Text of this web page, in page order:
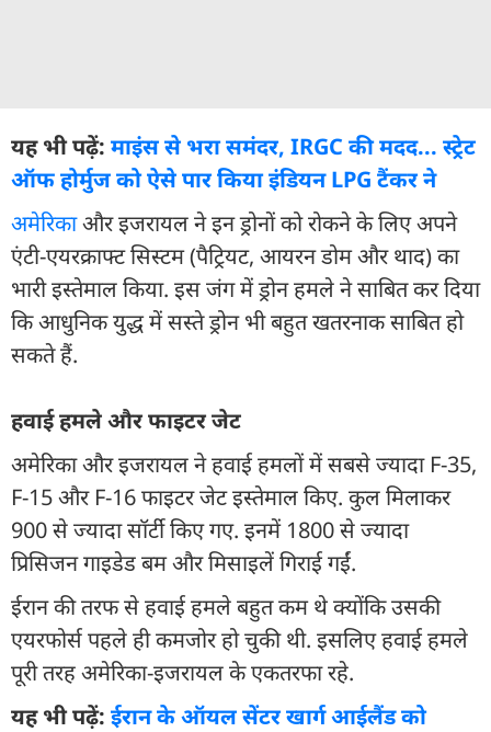
यह भी पढ़ें: माइंस से भरा समंदर, IRGC की मदद... स्ट्रेट
ऑफ होर्मुज को ऐसे पार किया इंडियन LPG टैंकर ने
अमेरिकाऔर इजरायल ने इन ड्रोनों को रोकने के लिए अपने
एंटी-एयरक्राफ्ट सिस्टम (पैट्रियट, आयरन डोम और थाद) का
भारी इस्तेमाल किया. इस जंग में ड्रोन हमले ने साबित कर दिया
कि आधुनिक युद्ध में सस्ते ड्रोन भी बहुत खतरनाक साबित हो
सकते हैं.
हवाई हमले और फाइटर जेट
अमेरिका और इजरायल ने हवाई हमलों में सबसे ज्यादा F-35,
F-15 और F-16 फाइटर जेट इस्तेमाल किए. कुल मिलाकर
900 से ज्यादा सॉर्टी किए गए. इनमें 1800 से ज्यादा
प्रिसिजन गाइडेड बम और मिसाइलें गिराई गईं.
ईरान की तरफ से हवाई हमले बहुत कम थे क्योंकि उसकी
एयरफोर्स पहले ही कमजोर हो चुकी थी. इसलिए हवाई हमले
पूरी तरह अमेरिका-इजरायल के एकतरफा रहे.
यह भी पढ़ें: ईरान के ऑयल सेंटर खार्ग आईलैंड को